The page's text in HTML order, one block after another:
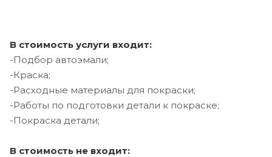
В стоимость услуги входит:
-Подбор автоэмали;
-Краска;
-Расходные материалы для покраски;
-Работы по подготовки детали к покраске;
-Покраска детали;
В стоимость не входит: